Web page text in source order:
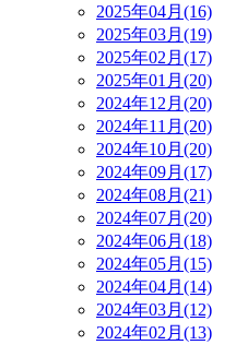
2025年04月(16)
2025年03月(19)
2025年02月(17)
2025年01月(20)
2024年12月(20)
2024年11月(20)
2024年10月(20)
2024年09月(17)
2024年08月(21)
2024年07月(20)
2024年06月(18)
2024年05月(15)
2024年04月(14)
2024年03月(12)
2024年02月(13)